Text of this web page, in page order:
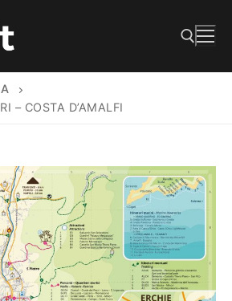
Cerca:
– COSTA D’AMALFI